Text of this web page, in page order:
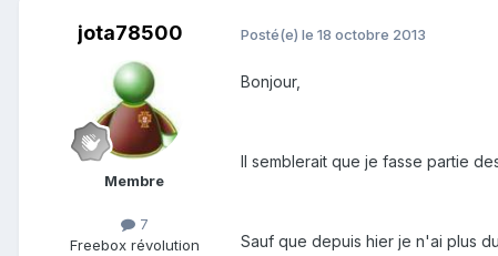
jota78500
Membre
7
Freebox révolution
Posté(e) le 18 octobre 2013
Bonjour,
Il semblerait que je fasse partie
Sauf que depuis hier je n'ai plus